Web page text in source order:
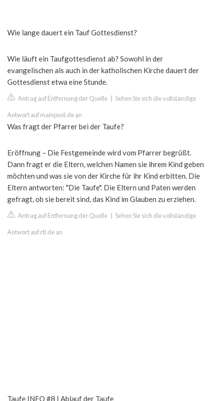
Wie lange dauert ein Tauf Gottesdienst?
Wie läuft ein Taufgottesdienst ab? Sowohl in der
evangelischen als auch in der katholischen Kirche dauert der
Gottesdienst etwa eine Stunde.
Antrag auf Entfernung der Quelle Sehen Sie sich die vollständige
Antwort auf mainpost.de an
Was fragt der Pfarrer bei der Taufe?
Eröffnung – Die Festgemeinde wird vom Pfarrer begrüßt.
Dann fragt er die Eltern, welchen Namen sie ihrem Kind geben
möchten und was sie von der Kirche für ihr Kind erbitten. Die
Eltern antworten: "Die Taufe". Die Eltern und Paten werden
gefragt, ob sie bereit sind, das Kind im Glauben zu erziehen.
Antrag auf Entfernung der Quelle Sehen Sie sich die vollständige
Antwort auf rtl.de an
Taufe INFO #8 | Ablauf der Taufe